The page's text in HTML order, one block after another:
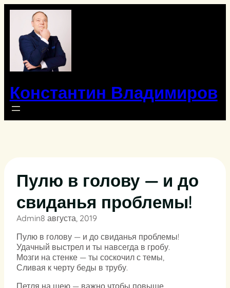
Перейти
содержимому
Константин Владимиров
Пулю в голову — и до
свиданья проблемы!
Admin8 августа, 2019
Пулю в голову — и до свиданья проблемы!
Удачный выстрел и ты навсегда в гробу.
Мозги на стенке — ты соскочил с темы,
Сливая к черту беды в трубу.